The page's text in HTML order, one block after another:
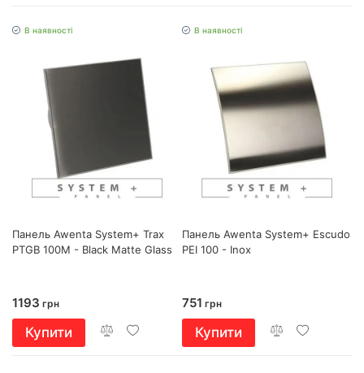
В наявності
Панель Awenta System+ Trax
PTGB 100M - Black Matte Glass
1193 грн
Купити
В наявності
Панель Awenta System+ Escudo
PEI 100 - Inox
751 грн
Купити